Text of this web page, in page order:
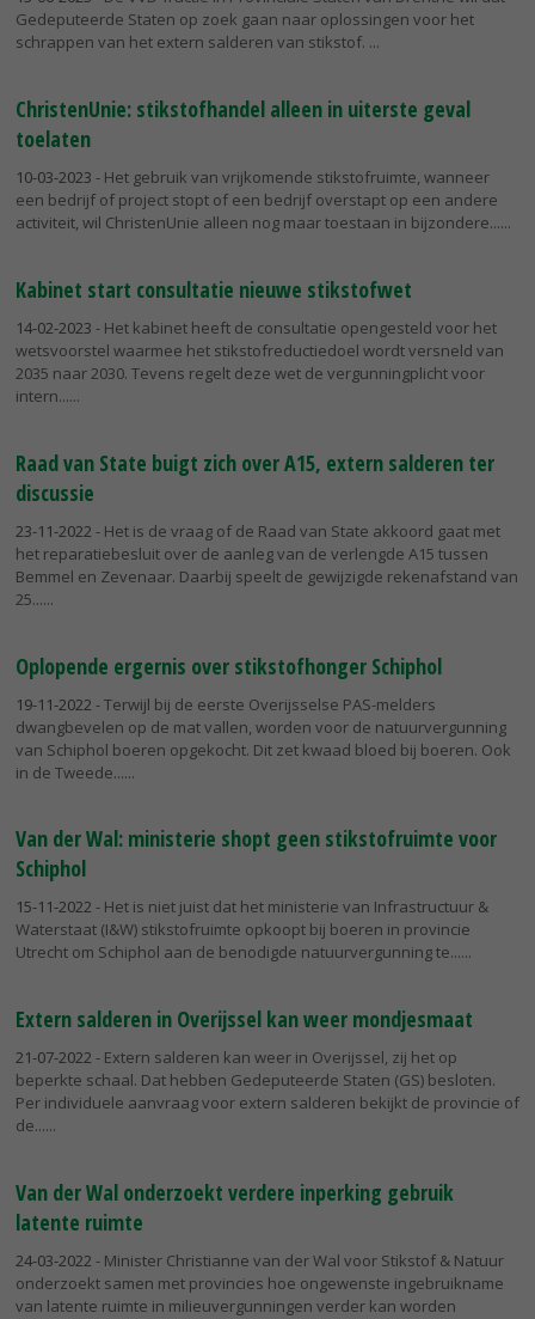
Gedeputeerde Staten op zoek gaan naar oplossingen voor het
schrappen van het extern salderen van stikstof.
ChristenUnie: stikstofhandel alleen in uiterste geval
toelaten
10-03-2023 - Het gebruik van vrijkomende stikstofruimte, wanneer
een bedrijf of project stopt of een bedrijf overstapt op een andere
activiteit, wil ChristenUnie alleen nog maar toestaan in bijzondere...
Kabinet start consultatie nieuwe stikstofwet
14-02-2023 - Het kabinet heeft de consultatie opengesteld voor het
wetsvoorstel waarmee het stikstofreductiedoel wordt versneld van
2035 naar 2030. Tevens regelt deze wet de vergunningplicht voor
intern...
Raad van State buigt zich over A15, extern salderen ter
discussie
23-11-2022 - Het is de vraag of de Raad van State akkoord gaat met
het reparatiebesluit over de aanleg van de verlengde A15 tussen
Bemmel en Zevenaar. Daarbij speelt de gewijzigde rekenafstand van
25...
Oplopende ergernis over stikstofhonger Schiphol
19-11-2022 - Terwijl bij de eerste Overijsselse PAS-melders
dwangbevelen op de mat vallen, worden voor de natuurvergunning
van Schiphol boeren opgekocht. Dit zet kwaad bloed bij boeren. Ook
in de Tweede...
Van der Wal: ministerie shopt geen stikstofruimte voor
Schiphol
15-11-2022 - Het is niet juist dat het ministerie van Infrastructuur &
Waterstaat (I&W) stikstofruimte opkoopt bij boeren in provincie
Utrecht om Schiphol aan de benodigde natuurvergunning te...
Extern salderen in Overijssel kan weer mondjesmaat
21-07-2022 - Extern salderen kan weer in Overijssel, zij het op
beperkte schaal. Dat hebben Gedeputeerde Staten (GS) besloten.
Per individuele aanvraag voor extern salderen bekijkt de provincie of
de...
Van der Wal onderzoekt verdere inperking gebruik
latente ruimte
24-03-2022 - Minister Christianne van der Wal voor Stikstof & Natuur
onderzoekt samen met provincies hoe ongewenste ingebruikname
van latente ruimte in milieuvergunningen verder kan worden